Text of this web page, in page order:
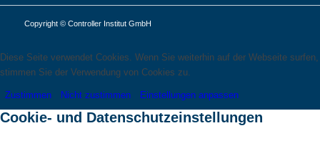
Copyright © Controller Institut GmbH
Diese Seite verwendet Cookies. Wenn Sie weiterhin auf der Webseite surfen,
stimmen Sie der Verwendung von Cookies zu.
Zustimmen Nicht zustimmen Einstellungen anpassen
Cookie- und Datenschutzeinstellungen